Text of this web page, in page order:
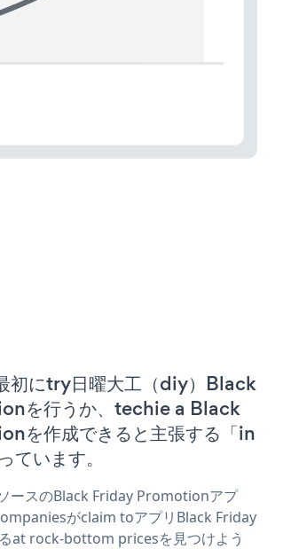
初にtry日曜大工（diy）Black
を行うか、techie a Black
を作成できると主張する「in
います。
ースのBlack Friday Promotionアプ
がclaim toアプリBlack Friday
at rock-bottom pricesを見つけよう